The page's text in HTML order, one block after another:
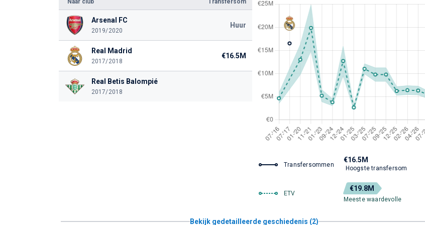
Naar club Transfersom
Arsenal FC
2019/2020
Huur
Real Madrid
2017/2018
€16.5M
Real Betis Balompié
2017/2018
Transfersommen
€16.5M
Hoogste transfersom
ETV
€19.8M
Meeste waardevolle
Bekijk gedetailleerde geschiedenis (2)